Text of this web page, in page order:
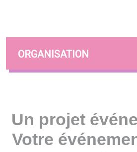
ORGANISATION
Un projet
Votre